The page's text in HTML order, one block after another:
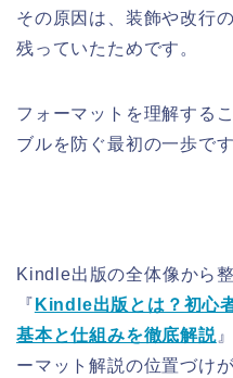
その原因は、装飾や改行
残っていたためです。
フォーマットを理解する
ブルを防ぐ最初の一歩です
Kindle出版の全体像から
『 Kindle出版とは？初心
基本と仕組みを徹底解説
ーマット解説の位置づけ